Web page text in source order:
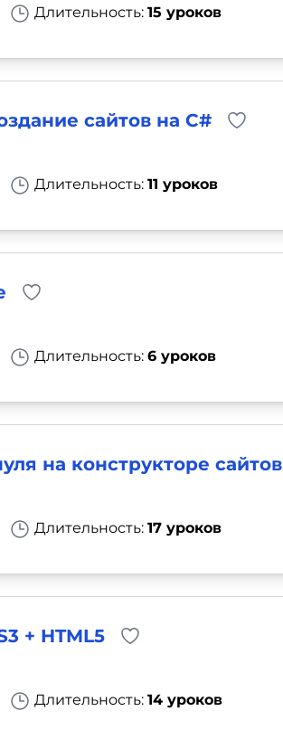
Длительность: 15 уроков
сайтов на C#
Длительность: 11 уроков
Длительность: 6 уроков
на конструкторе сайтов
Длительность: 17 уроков
+ HTML5
Длительность: 14 уроков